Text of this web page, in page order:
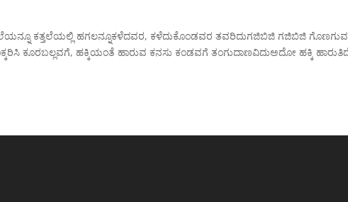
ಕತ್ತಲೆಯಲ್ಲಿ ಹಗಲನ್ನೂಕಳೆದವರ, ಕಳೆದುಕೊಂಡವರ ತವರಿದುಗಜಿಬಿಜಿ ಗಜಿಬಿಜಿ ಗೊಣಗುವ
ಕೂರಬಲ್ಲವಗೆ, ಹಕ್ಕಿಯಂತೆ ಹಾರುವ ಕನಸು ಕಂಡವಗೆ ತಂಗುದಾಣವಿದುಅದೋ ಹಕ್ಕಿ